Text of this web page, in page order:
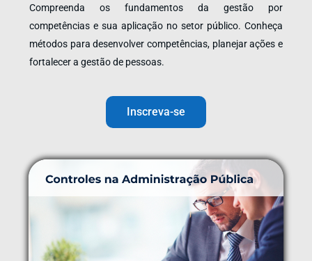
Compreenda os fundamentos da gestão por
competências e sua aplicação no setor público. Conheça
métodos para desenvolver competências, planejar ações e
fortalecer a gestão de pessoas.
Inscreva-se